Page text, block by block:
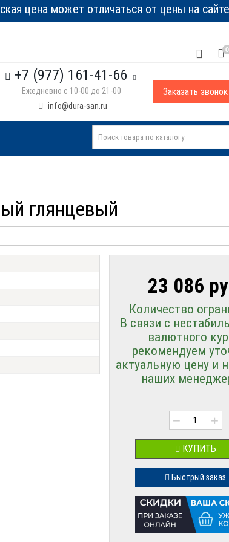
цена может отличаться от цены на сайте
0
+7 (977) 161-41-66
Ежедневно с 10-00 до 21-00
info@dura-san.ru
Заказать звонок
глянцевый
23 086
Количество
В связи с
валютного
рекомендуем
актуальную цену и
наших
− +
КУПИТЬ
Быстрый заказ